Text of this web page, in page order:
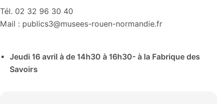
Tél. 02 32 96 30 40
Mail : publics3@musees-rouen-normandie.fr
Jeudi 16 avril à de 14h30 à 16h30- à la Fabrique des
Savoirs